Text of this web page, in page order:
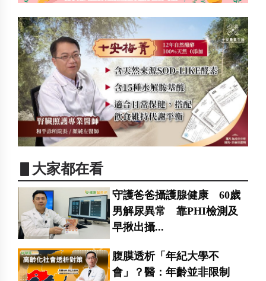
▋大家都在看
守護爸爸攝護腺健康 60歲
男解尿異常 靠PHI檢測及
早揪出攝...
腹膜透析「年紀大學不
會」？醫：年齡並非限制